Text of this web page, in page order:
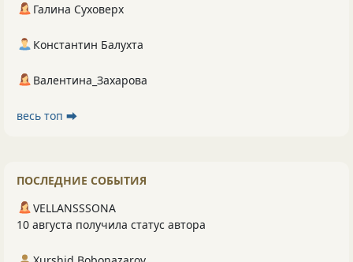
Галина Суховерх
Константин Балухта
Валентина_Захарова
весь топ ⮕
ПОСЛЕДНИЕ СОБЫТИЯ
VELLANSSSONA
10 августа получила статус автора